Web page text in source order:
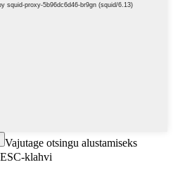
Vajutage otsingu alustamiseks
klahvi